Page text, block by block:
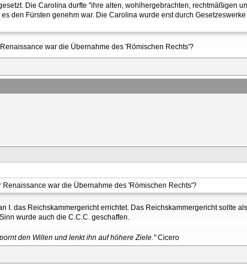
Die Carolina durfte "ihre alten, wohlhergebrachten, rechtmäßigen
den Fürsten genehm war. Die Carolina wurde erst durch
war die Übernahme des 'Römischen Rechts'?
war die Übernahme des 'Römischen Rechts'?
I. das Reichskammergericht errichtet. Das Reichskammergericht sollte
wurde auch die C.C.C. geschaffen.
den Willen und lenkt ihn auf höhere Ziele."Cicero